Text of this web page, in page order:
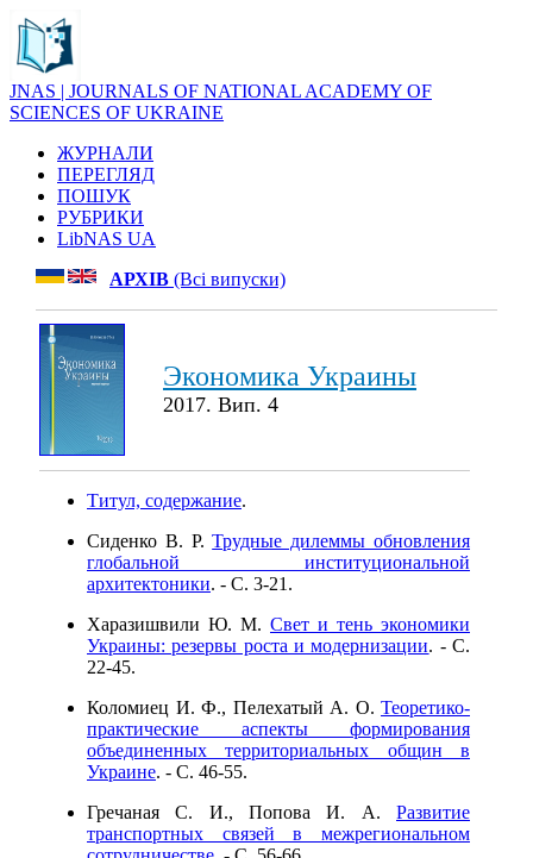
JNAS | JOURNALS OF NATIONAL ACADEMY OF
SCIENCES OF UKRAINE
ЖУРНАЛИ
ПЕРЕГЛЯД
ПОШУК
РУБРИКИ
LibNAS UA
АРХІВ (Всі випуски)
Экономика Украины
2017. Вип. 4
Титул, содержание.
Сиденко В. Р.Трудные дилеммы обновления
глобальной институциональной
архитектоники. - C. 3-21.
Харазишвили Ю. М. Свет и тень экономики
Украины: резервы роста и модернизации. - C.
22-45.
Коломиец И. Ф., Пелехатый А. О. Теоретико-
практические аспекты формирования
объединенных территориальных общин в
Украине. - C. 46-55.
Гречаная С. И., Попова И. А. Развитие
транспортных связей в межрегиональном